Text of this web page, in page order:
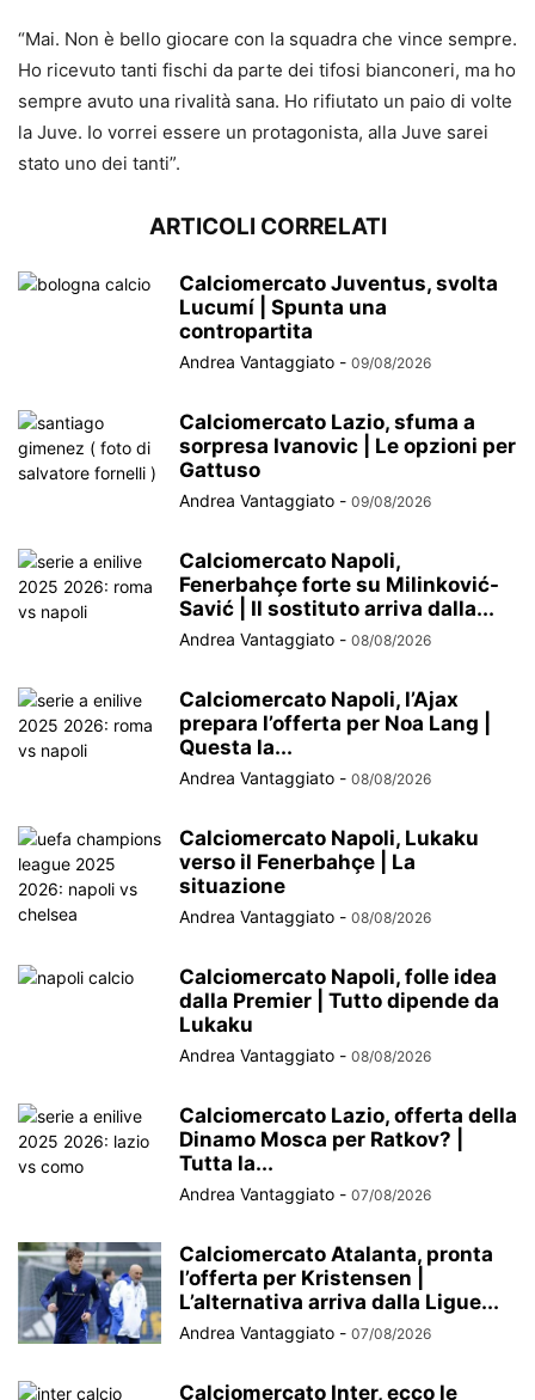
“Mai. Non è bello giocare con la squadra che vince sempre.
Ho ricevuto tanti fischi da parte dei tifosi bianconeri, ma ho
sempre avuto una rivalità sana. Ho rifiutato un paio di volte
la Juve. Io vorrei essere un protagonista, alla Juve sarei
stato uno dei tanti”.
ARTICOLI CORRELATI
Calciomercato Juventus, svolta
Lucumí | Spunta una
contropartita
Andrea Vantaggiato - 09/08/2026
Calciomercato Lazio, sfuma a
sorpresa Ivanovic | Le opzioni per
Gattuso
Andrea Vantaggiato - 09/08/2026
Calciomercato Napoli,
Fenerbahçe forte su Milinković-
Savić | Il sostituto arriva dalla...
Andrea Vantaggiato - 08/08/2026
Calciomercato Napoli, l’Ajax
prepara l’offerta per Noa Lang |
Questa la...
Andrea Vantaggiato - 08/08/2026
Calciomercato Napoli, Lukaku
verso il Fenerbahçe | La
situazione
Andrea Vantaggiato - 08/08/2026
Calciomercato Napoli, folle idea
dalla Premier | Tutto dipende da
Lukaku
Andrea Vantaggiato - 08/08/2026
Calciomercato Lazio, offerta della
Dinamo Mosca per Ratkov? |
Tutta la...
Andrea Vantaggiato - 07/08/2026
Calciomercato Atalanta, pronta
l’offerta per Kristensen |
L’alternativa arriva dalla Ligue...
Andrea Vantaggiato - 07/08/2026
Calciomercato Inter, ecco le